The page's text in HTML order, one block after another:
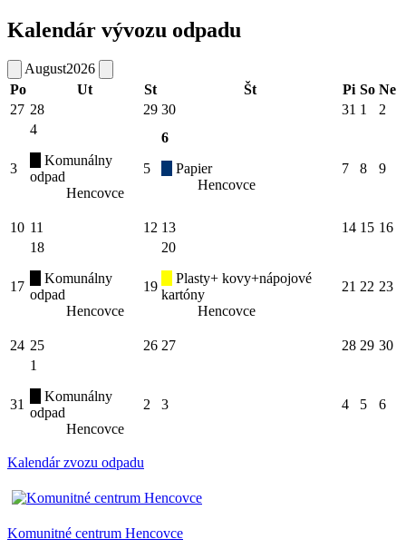
Kalendár vývozu odpadu
August2026
Po
Ut St Št Pi So Ne
27 28 29 30 31 1 2
3
4
Komunálny
odpad
Hencovce
5
6
Papier
Hencovce
7 8 9
10 11 12 13 14 15 16
17
18
Komunálny
odpad
Hencovce
19
20
Plasty+ kovy+nápojové
kartóny
Hencovce
21 22 23
24 25 26 27 28 29 30
31
1
Komunálny
odpad
Hencovce
2 3 4 5 6
Kalendár zvozu odpadu
Komunitné centrum Hencovce